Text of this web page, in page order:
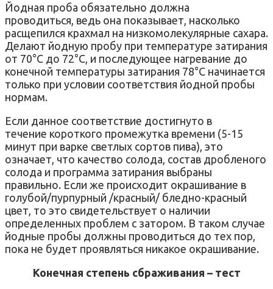
Йодная проба обязательно должна
проводиться, ведь она показывает, насколько
расщепился крахмал на низкомолекулярные сахара.
Делают йодную пробу при температуре затирания
от 70°С до 72°С, и последующее нагревание до
конечной температуры затирания 78°C начинается
только при условии соответствия йодной пробы
нормам.
Если данное соответствие достигнуто в
течение короткого промежутка времени (5-15
минут при варке светлых сортов пива), это
означает, что качество солода, состав дробленого
солода и программа затирания выбраны
правильно. Если же происходит окрашивание в
голубой/пурпурный /красный/ бледно-красный
цвет, то это свидетельствует о наличии
определенных проблем с затором. В таком случае
йодные пробы должны проводиться до тех пор,
пока не будет проявляться никакое окрашивание.
Конечная степень сбраживания – тест